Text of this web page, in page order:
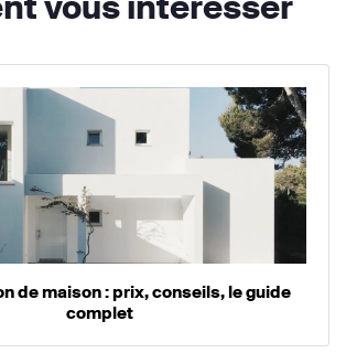
de maison : prix, conseils, le guide
complet